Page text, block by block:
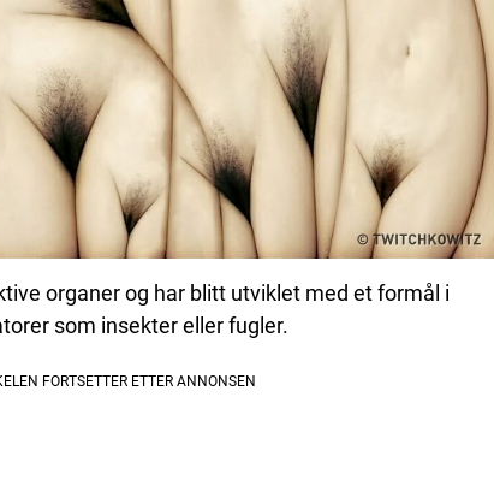
organer og har blitt utviklet med et formål i
som insekter eller fugler.